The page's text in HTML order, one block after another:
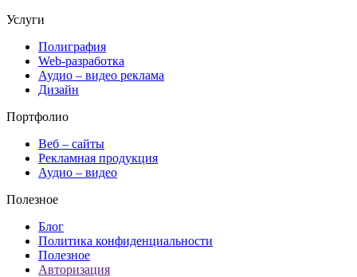
Услуги
Полиграфия
Web-разработка
Аудио – видео реклама
Дизайн
Портфолио
Веб – сайты
Рекламная продукция
Аудио – видео
Полезное
Блог
Политика конфиденциальности
Полезное
Авторизация